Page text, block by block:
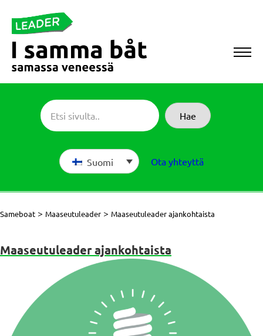
suoraan
sisältöön
Sameboat
Hae
Ota yhteyttä
Suomi
Sameboat > Maaseutuleader > Maaseutuleader ajankohtaista
Maaseutuleader ajankohtaista